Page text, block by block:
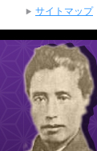
サイトマップ